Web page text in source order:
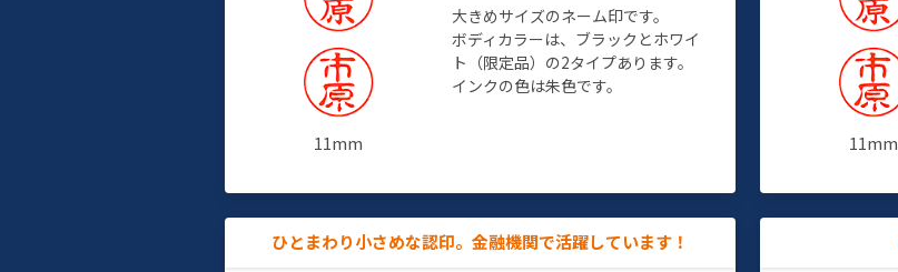
11mm
大きめサイズのネーム印です。
ボディカラーは、ブラックとホワイ
ト（限定品）の2タイプあります。
インクの色は朱色です。
11mm
ひとまわり小さめな認印。金融機関で活躍しています！